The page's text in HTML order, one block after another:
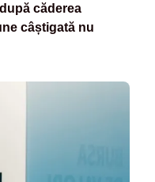
căderea
câștigată nu